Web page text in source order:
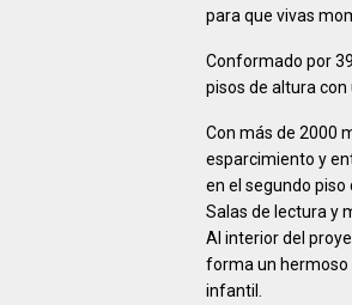
para que vivas
Conformado por
pisos de altura
Con más de 2000
esparcimiento y
en el segundo piso
Salas de lectura y
Al interior del
forma un hermoso
infantil.